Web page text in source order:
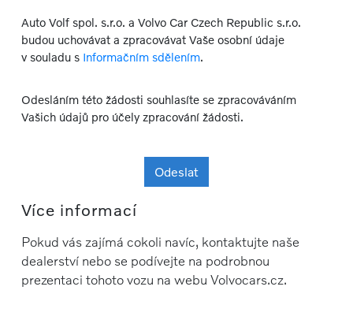
Auto Volf spol. s.r.o. a Volvo Car Czech Republic s.r.o.
budou uchovávat a zpracovávat Vaše osobní údaje
v souladu s Informačním sdělením.
Odesláním této žádosti souhlasíte se zpracováváním
Vašich údajů pro účely zpracování žádosti.
Odeslat
Více informací
Pokud vás zajímá cokoli navíc, kontaktujte naše
dealerství nebo se podívejte na podrobnou
prezentaci tohoto vozu na webu Volvocars.cz.